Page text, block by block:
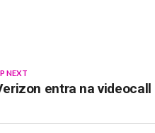
NEXT
entra na videocall